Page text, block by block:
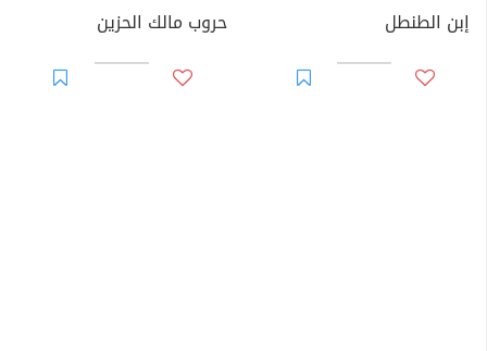
إبن الطنطل حروب مالك الحزين